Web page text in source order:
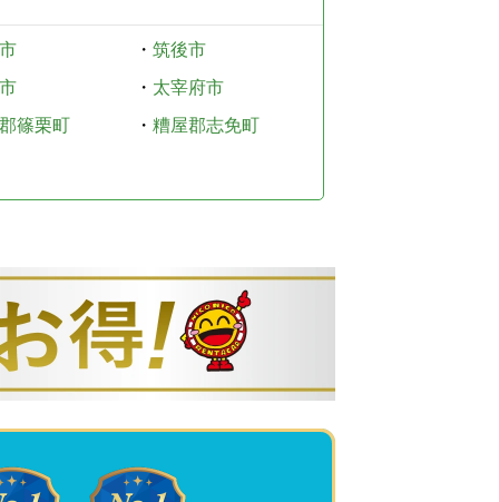
・ 筑後市
・ 太宰府市
篠栗町
・ 糟屋郡志免町